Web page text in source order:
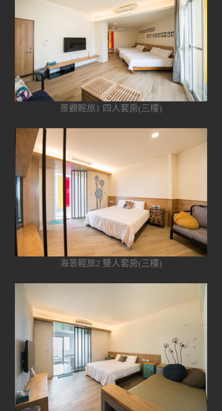
景觀輕旅1 四人套房(三樓)
海景輕旅2 雙人套房(三樓)